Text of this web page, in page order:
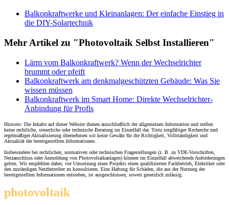
Balkonkraftwerke und Kleinanlagen: Der einfache Einstieg in
die DIY-Solartechnik
Mehr Artikel zu "Photovoltaik Selbst Installieren"
Lärm vom Balkonkraftwerk? Wenn der Wechselrichter
brummt oder pfeift
Balkonkraftwerk am denkmalgeschützten Gebäude: Was Sie
wissen müssen
Balkonkraftwerk im Smart Home: Direkte Wechselrichter-
Anbindung für Profis
Hinweis: Die Inhalte auf dieser Website dienen ausschließlich der allgemeinen Information und stellen
keine rechtliche, steuerliche oder technische Beratung im Einzelfall dar. Trotz sorgfältiger Recherche und
regelmäßiger Aktualisierung übernehmen wir keine Gewähr für die Richtigkeit, Vollständigkeit und
Aktualität der bereitgestellten Informationen.
Insbesondere bei rechtlichen, normativen oder technischen Fragestellungen (z. B. zu VDE-Vorschriften,
Netzanschluss oder Anmeldung von Photovoltaikanlagen) können im Einzelfall abweichende Anforderungen
gelten. Wir empfehlen daher, vor Umsetzung eines Projekts einen qualifizierten Fachbetrieb, Elektriker oder
den zuständigen Netzbetreiber zu konsultieren. Eine Haftung für Schäden, die aus der Nutzung der
bereitgestellten Informationen entstehen, ist ausgeschlossen, soweit gesetzlich zulässig.
photovoltaik